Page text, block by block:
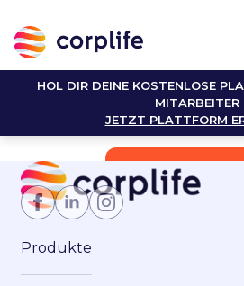
HOL DIR DEINE KOSTENLOSE
MITARBEITER
JETZT PLATTFORM
Jetzt Mitglied
Produkte